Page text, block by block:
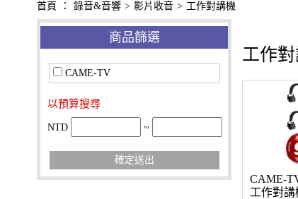
首頁 ： 錄音&音響 > 影片收音 > 工作對講機
商品篩選
CAME-TV
以預算搜尋
NTD ~
確定送出
工作
CAME-
工作對